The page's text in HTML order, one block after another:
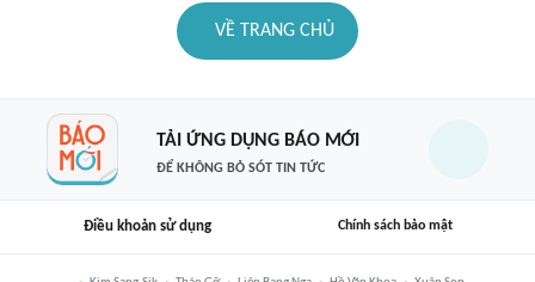
VỀ TRANG CHỦ
TẢI ỨNG DỤNG BÁO MỚI
ĐỂ KHÔNG BỎ SÓT TIN TỨC
Điều khoản sử dụng Chính sách bảo mật